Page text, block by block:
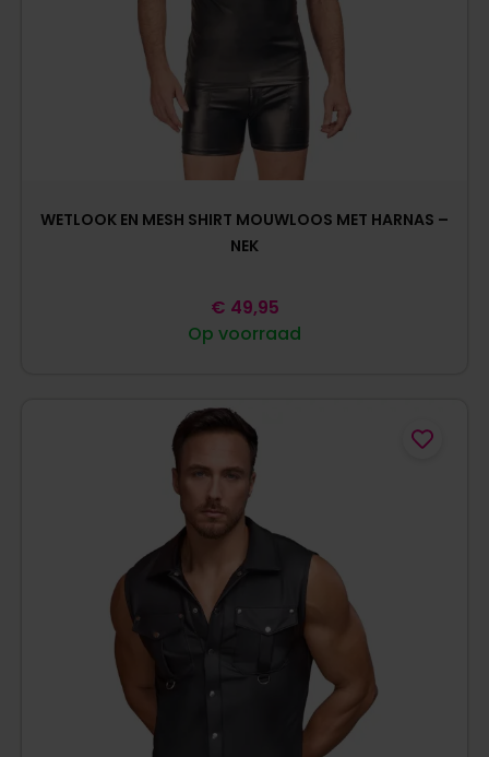
WETLOOK EN MESH SHIRT MOUWLOOS MET HARNAS –
NEK
Op voorraad
€ 49,95